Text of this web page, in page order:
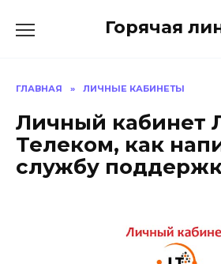
Горячая
ГЛАВНАЯ » ЛИЧНЫЕ КАБИНЕТЫ
Личный кабинет
Телеком, как
службу